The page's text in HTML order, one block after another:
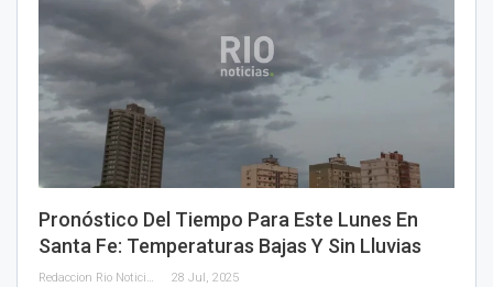
Pronóstico Del Tiempo Para Este Lunes En
Santa Fe: Temperaturas Bajas Y Sin Lluvias
Redaccion Rio Noticias 28 Jul, 2025